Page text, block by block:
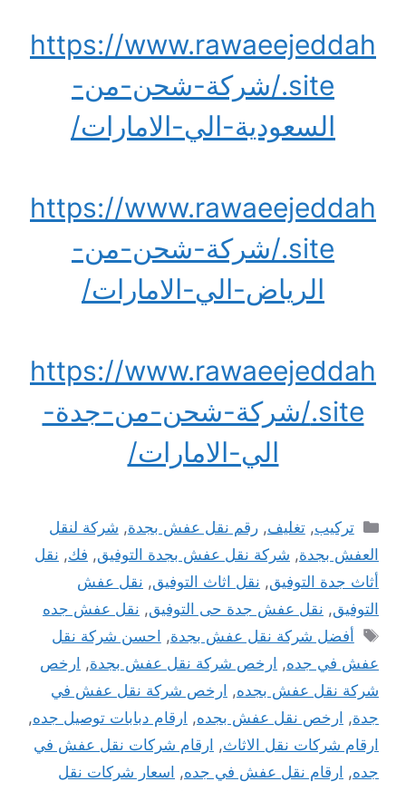
https://www.rawaeejeddah
.site/شركة-شحن-من-
السعودية-الي-الامارات/
https://www.rawaeejeddah
.site/شركة-شحن-من-
الرياض-الي-الامارات/
https://www.rawaeejeddah
.site/شركة-شحن-من-جدة-
الي-الامارات/
التصنيفات
تركيب, تغليف, رقم نقل عفش بجدة, شركة لنقل
العفش بجدة, شركة نقل عفش بجدة التوفيق, فك, نقل
أثاث جدة التوفيق, نقل اثاث التوفيق, نقل عفش
التوفيق, نقل عفش جدة حى التوفيق, نقل عفش جده
الوسوم
أفضل شركة نقل عفش بجدة, احسن شركة نقل
عفش في جده, ارخص شركة نقل عفش بجدة, ارخص
شركة نقل عفش بجده, ارخص شركة نقل عفش في
جدة, ارخص نقل عفش بجده, ارقام دبابات توصيل جده,
ارقام شركات نقل الاثاث, ارقام شركات نقل عفش في
جده, ارقام نقل عفش في جده, اسعار شركات نقل